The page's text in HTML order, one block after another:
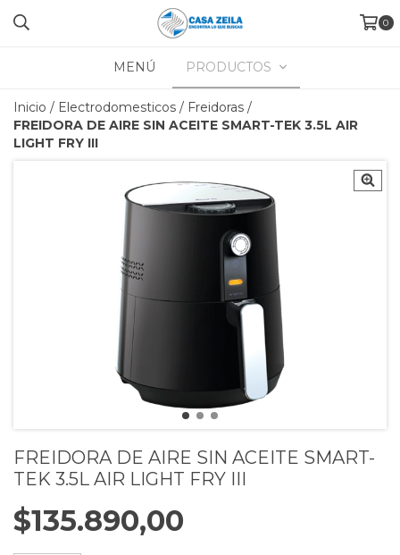
0
MENÚ PRODUCTOS
Inicio / Electrodomesticos / Freidoras /
FREIDORA DE AIRE SIN ACEITE SMART-TEK 3.5L AIR
LIGHT FRY III
FREIDORA DE AIRE SIN ACEITE SMART-
TEK 3.5L AIR LIGHT FRY III
$135.890,00